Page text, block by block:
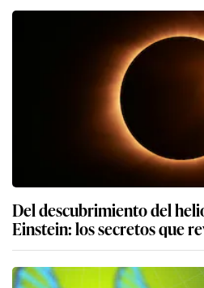
Del descubrimiento del
Einstein: los secretos que